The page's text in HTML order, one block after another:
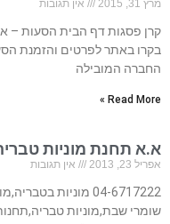
מרץ 31, 2015 אין תגובות
קרן פסגות דף הבית הסעות –
בקרו באתר לפרטים והזמנת
החברה המובילה
Read More »
א.א תחנת מוניות
אפריל 23, 2013 אין תגובות
04-6717222 מוניות
שומרי שבת,מוניות